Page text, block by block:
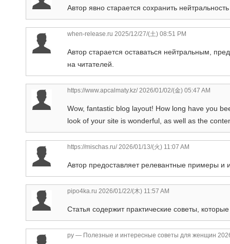
Автор явно старается сохранить
when-release.ru 2025/12/27/(土) 08:51 PM
Автор старается оставаться нейтральным,
на читателей.
https://www.apcalmaty.kz/2026/01/02/(金) 05:47 AM
Wow, fantastic blog layout! How long have you
look of your site is wonderful, as well as the
https://mischas.ru/2026/01/13/(火) 11:07 AM
Автор предоставляет релевантные примеры и
pipo4ka.ru 2026/01/22/(木) 11:57 AM
Статья содержит практические советы,
ру — Полезные и интересные советы для женщин